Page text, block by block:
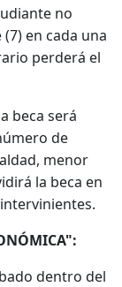
no
en cada una
perderá el
beca será
de
menor
la beca en
dentro del